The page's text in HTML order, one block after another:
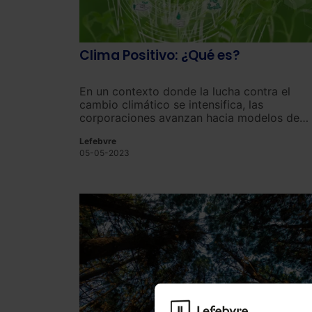
Clima Positivo: ¿Qué es?
En un contexto donde la lucha contra el
cambio climático se intensifica, las
corporaciones avanzan hacia modelos de
Lefebvre
05-05-2023